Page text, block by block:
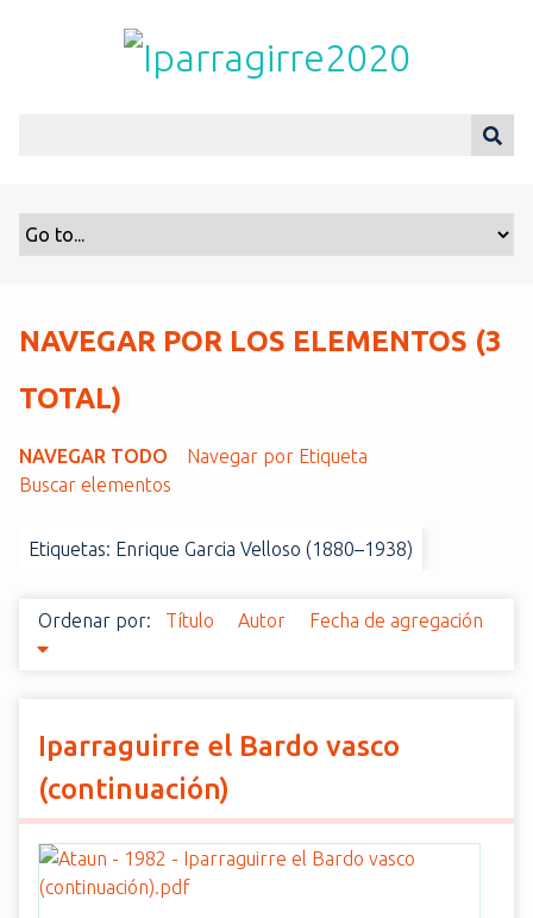
NAVEGAR POR LOS ELEMENTOS (3
TOTAL)
NAVEGAR TODO
Navegar por Etiqueta
Buscar elementos
Etiquetas: Enrique Garcia Velloso (1880–1938)
Ordenar por: Título Autor Fecha de agregación
Iparraguirre el Bardo vasco
(continuación)